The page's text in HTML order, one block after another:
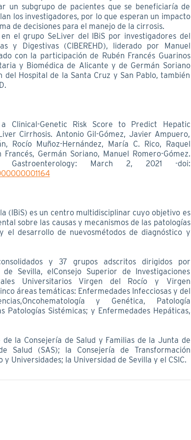
un subgrupo de pacientes que se beneficiaría de
los investigadores, por lo que esperan un impacto
de decisiones para el manejo de la cirrosis.
el grupo SeLiver del IBiS por investigadores del
y Digestivas (CIBEREHD), liderado por Manuel
con la participación de Rubén Francés Guarinos
y Biomédica de Alicante y de Germán Soriano
del Hospital de la Santa Cruz y San Pablo, también
Clinical-Genetic Risk Score to Predict Hepatic
Cirrhosis. Antonio Gil-Gómez, Javier Ampuero,
Rocío Muñoz-Hernández, María C. Rico, Raquel
Germán Soriano, Manuel Romero-Gómez.
March 2, 2021 -doi:
(IBiS) es un centro multidisciplinar cuyo objetivo es
sobre las causas y mecanismos de las patologías
el desarrollo de nuevosmétodos de diagnóstico y
y 37 grupos adscritos dirigidos por
Sevilla, elConsejo Superior de Investigaciones
Universitarios Virgen del Rocío y Virgen
áreas temáticas: Enfermedades Infecciosas y del
y Genética, Patología
Patologías Sistémicas; y Enfermedades Hepáticas,
la Consejería de Salud y Familias de la Junta de
Salud (SAS); la Consejería de Transformación
Universidades; la Universidad de Sevilla y el CSIC.